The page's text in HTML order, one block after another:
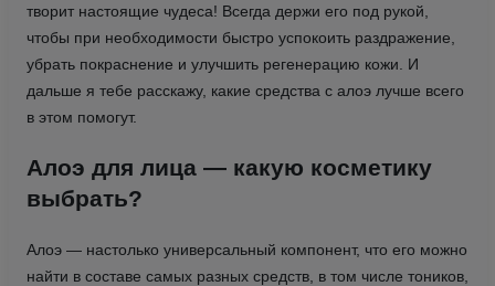
творит настоящие чудеса! Всегда держи его под рукой,
чтобы при необходимости быстро успокоить раздражение,
убрать покраснение и улучшить регенерацию кожи. И
дальше я тебе расскажу, какие средства с алоэ лучше всего
в этом помогут.
Алоэ для лица — какую косметику
выбрать?
Алоэ — настолько универсальный компонент, что его можно
найти в составе самых разных средств, в том числе тоников,